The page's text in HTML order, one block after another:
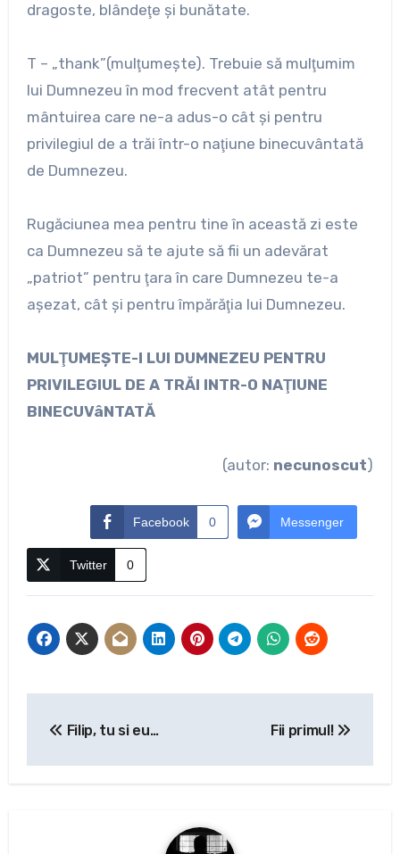
dragoste, blândeţe şi bunătate.
T – „thank”(mulţumeşte). Trebuie să mulţumim
lui Dumnezeu în mod frecvent atât pentru
mântuirea care ne-a adus-o cât şi pentru
privilegiul de a trăi într-o naţiune binecuvântată
de Dumnezeu.
Rugăciunea mea pentru tine în această zi este
ca Dumnezeu să te ajute să fii un adevărat
„patriot” pentru ţara în care Dumnezeu te-a
aşezat, cât şi pentru împărăţia lui Dumnezeu.
MULŢUMEŞTE-I LUI DUMNEZEU PENTRU
PRIVILEGIUL DE A TRĂI INTR-O NAŢIUNE
BINECUVâNTATĂ
(autor: necunoscut)
Facebook 0 Messenger
Twitter 0
Filip, tu si eu… Fii primul!